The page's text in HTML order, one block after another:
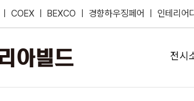
ㅣ COEX ㅣ BEXCO ㅣ 경향하우징페어 ㅣ 인테리어
전시